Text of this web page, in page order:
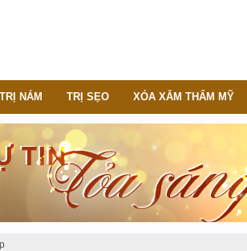
TRỊ NÁM TRỊ SẸO XÓA XĂM THẨM MỸ